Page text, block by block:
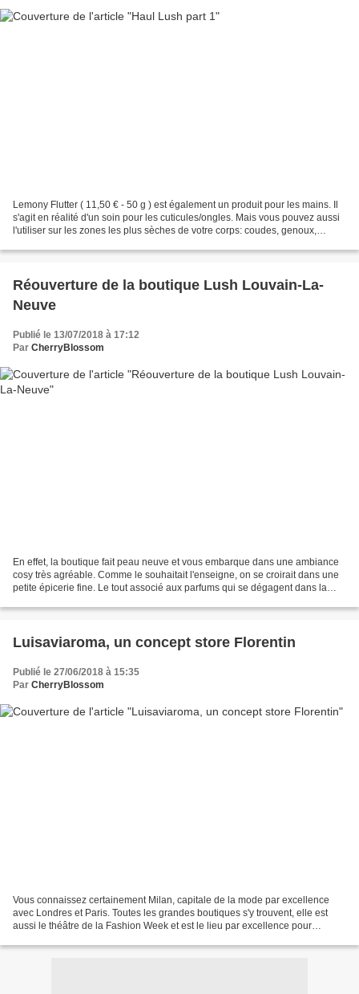
Lemony Flutter ( 11,50 € - 50 g ) est également un produit pour les mains. Il
s'agit en réalité d'un soin pour les cuticules/ongles. Mais vous pouvez aussi
l'utiliser sur les zones les plus sèches de votre corps: coudes, genoux,
Réouverture de la boutique Lush Louvain-La-
Neuve
Publié le 13/07/2018 à 17:12
Par CherryBlossom
En effet, la boutique fait peau neuve et vous embarque dans une ambiance
cosy très agréable. Comme le souhaitait l'enseigne, on se croirait dans une
petite épicerie fine. Le tout associé aux parfums qui se dégagent dans la
Luisaviaroma, un concept store Florentin
Publié le 27/06/2018 à 15:35
Par CherryBlossom
Vous connaissez certainement Milan, capitale de la mode par excellence
avec Londres et Paris. Toutes les grandes boutiques s'y trouvent, elle est
aussi le théâtre de la Fashion Week et est le lieu par excellence pour